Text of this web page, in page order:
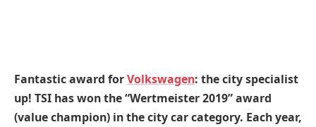
Fantastic award forVolkswagen: the city specialist
up! TSI has won the “Wertmeister 2019” award
(value champion) in the city car category. Each year,